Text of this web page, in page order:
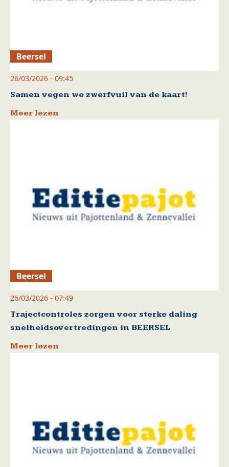
Beersel
26/03/2026 - 09:45
Samen vegen we zwerfvuil van de kaart!
Meer lezen
Beersel
26/03/2026 - 07:49
Trajectcontroles zorgen voor sterke daling
snelheidsovertredingen in BEERSEL
Meer lezen